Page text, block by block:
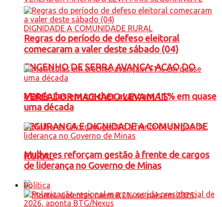
ENGENHO DE SERRA AVANÇA: ACAO DO
VEREADOR MACHADO LEVA MAIS
SEGURANCA E DIGNIDADE A COMUNIDADE
RURAL
Regras do período de defeso eleitoral
comecaram a valer deste sábado (04)
Matrículas em creches avançam 11% em quase
uma década
Mulheres reforçam gestão à frente de cargos
de liderança no Governo de Minas
Política